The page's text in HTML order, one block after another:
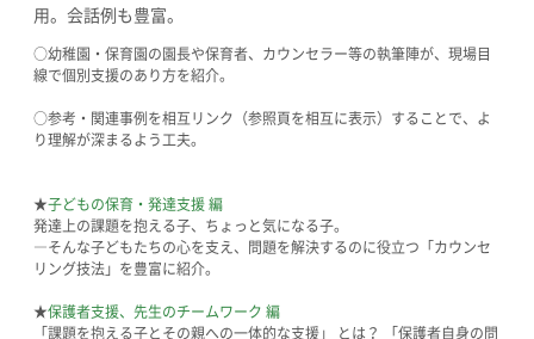
用。会話例も豊富。
○幼稚園・保育園の園長や保育者、カウンセラー等の執筆陣が、現場目
線で個別支援のあり方を紹介。
○参考・関連事例を相互リンク（参照頁を相互に表示）することで、よ
り理解が深まるよう工夫。
★子どもの保育・発達支援 編
発達上の課題を抱える子、ちょっと気になる子。
―そんな子どもたちの心を支え、問題を解決するのに役立つ「カウンセ
リング技法」を豊富に紹介。
★保護者支援、先生のチームワーク 編
「課題を抱える子とその親への一体的な支援」 とは？ 「保護者自身の問